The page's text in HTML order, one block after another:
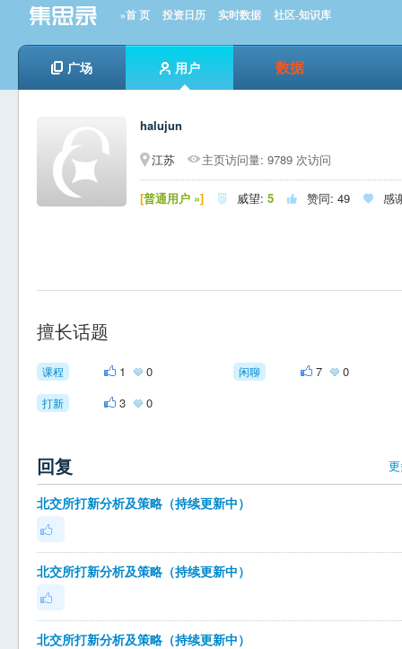
»首 页 投资日历 实时数据 社区-知识库
广场 用户 数据
halujun
江苏
主页访问量: 9789 次访问
[普通用户 »]  威望: 5  赞同: 49  感
擅长话题
课程 1 0 闲聊 7 0
打新 3 0
回复
北交所打新分析及策略（持续更新中）
北交所打新分析及策略（持续更新中）
北交所打新分析及策略（持续更新中）